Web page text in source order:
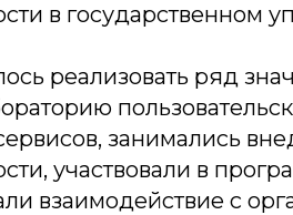
в государственном
реализовать ряд
занимались
участвовали в
взаимодействие с